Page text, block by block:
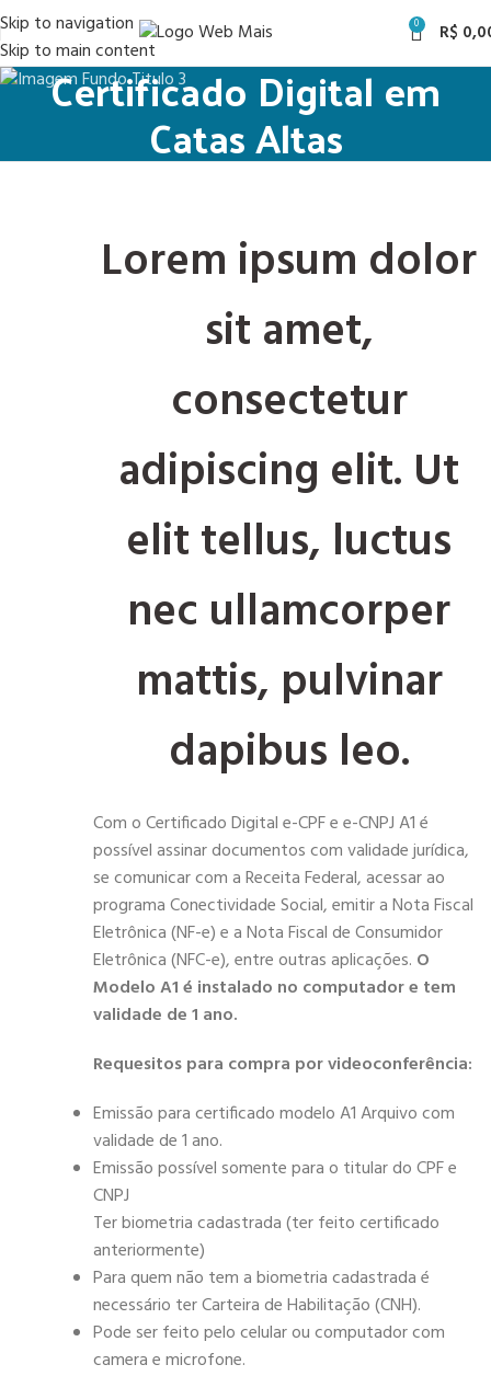
Skip to navigation
Skip to main content
0 R$
Certificado Digital em
Catas Altas
Lorem ipsum dolor
sit amet,
consectetur
adipiscing elit. Ut
elit tellus, luctus
nec ullamcorper
mattis, pulvinar
dapibus leo.
Com o Certificado Digital e-CPF e e-CNPJ A1 é
possível assinar documentos com validade jurídica,
se comunicar com a Receita Federal, acessar ao
programa Conectividade Social, emitir a Nota Fiscal
Eletrônica (NF-e) e a Nota Fiscal de Consumidor
Eletrônica (NFC-e), entre outras aplicações. O
Modelo A1 é instalado no computador e tem
validade de 1 ano.
Requesitos para compra por videoconferência:
Emissão para certificado modelo A1 Arquivo com
validade de 1 ano.
Emissão possível somente para o titular do CPF e
CNPJ
Ter biometria cadastrada (ter feito certificado
anteriormente)
Para quem não tem a biometria cadastrada é
necessário ter Carteira de Habilitação (CNH).
Pode ser feito pelo celular ou computador com
camera e microfone.